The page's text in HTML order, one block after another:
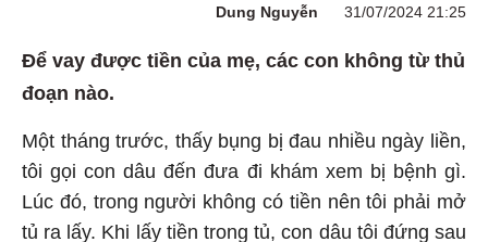
Dung Nguyễn 31/07/2024 21:25
Để vay được tiền của mẹ, các con không từ thủ
đoạn nào.
Một tháng trước, thấy bụng bị đau nhiều ngày liền,
tôi gọi con dâu đến đưa đi khám xem bị bệnh gì.
Lúc đó, trong người không có tiền nên tôi phải mở
tủ ra lấy. Khi lấy tiền trong tủ, con dâu tôi đứng sau